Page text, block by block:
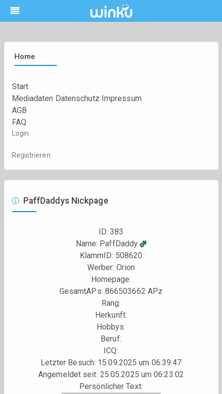
Home
Start
Mediadaten Datenschutz Impressum
AGB
FAQ
Login
Registrieren
PaffDaddys Nickpage
ID: 383
Name: PaffDaddy
KlammID: 508620
Werber: Orion
Homepage:
GesamtAPs: 866503662 APz
Rang:
Herkunft:
Hobbys:
Beruf:
ICQ:
Letzter Besuch: 15.09.2025 um 06:39:47
Angemeldet seit: 25.05.2025 um 06:23:02
Persönlicher Text: